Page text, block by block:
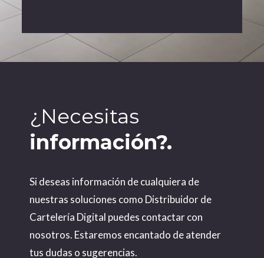
¿Necesitas
información?.
Si deseas información de cualquiera de
nuestras soluciones como Distribuidor de
Cartelería Digital puedes contactar con
nosotros. Estaremos encantado de atender
tus dudas o sugerencias.